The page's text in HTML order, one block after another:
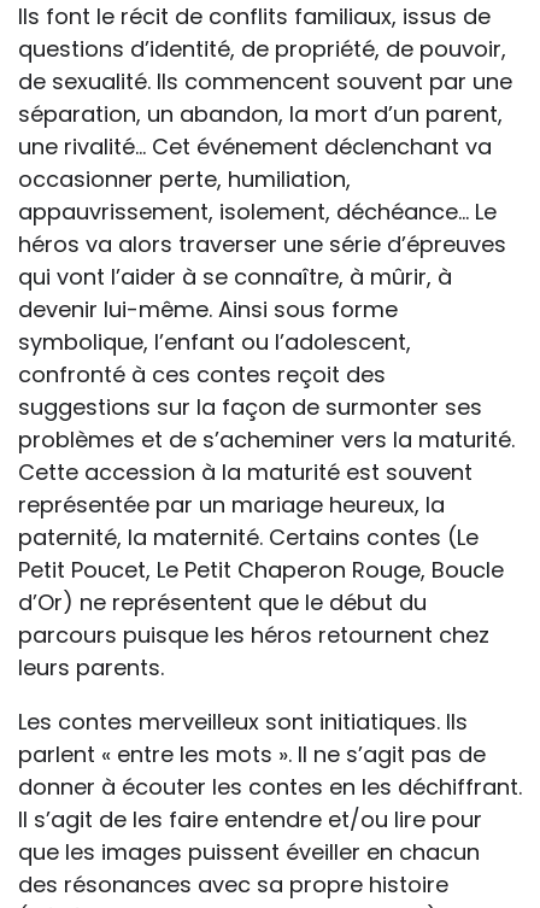
Ils font le récit de conflits familiaux, issus de
questions d’identité, de propriété, de pouvoir,
de sexualité. Ils commencent souvent par une
séparation, un abandon, la mort d’un parent,
une rivalité… Cet événement déclenchant va
occasionner perte, humiliation,
appauvrissement, isolement, déchéance… Le
héros va alors traverser une série d’épreuves
qui vont l’aider à se connaître, à mûrir, à
devenir lui-même. Ainsi sous forme
symbolique, l’enfant ou l’adolescent,
confronté à ces contes reçoit des
suggestions sur la façon de surmonter ses
problèmes et de s’acheminer vers la maturité.
Cette accession à la maturité est souvent
représentée par un mariage heureux, la
paternité, la maternité. Certains contes (Le
Petit Poucet, Le Petit Chaperon Rouge, Boucle
d’Or) ne représentent que le début du
parcours puisque les héros retournent chez
leurs parents.
Les contes merveilleux sont initiatiques. Ils
parlent « entre les mots ». Il ne s’agit pas de
donner à écouter les contes en les déchiffrant.
Il s’agit de les faire entendre et/ou lire pour
que les images puissent éveiller en chacun
des résonances avec sa propre histoire